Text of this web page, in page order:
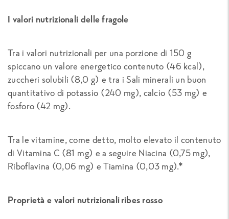
I valori nutrizionali delle fragole
Tra i valori nutrizionali per una porzione di 150 g
spiccano un valore energetico contenuto (46 kcal),
zuccheri solubili (8,0 g) e tra i Sali minerali un buon
quantitativo di potassio (240 mg), calcio (53 mg) e
fosforo (42 mg).
Tra le vitamine, come detto, molto elevato il contenuto
di Vitamina C (81 mg) e a seguire Niacina (0,75 mg),
Riboflavina (0,06 mg) e Tiamina (0,03 mg).*
Proprietà e valori nutrizionali ribes rosso